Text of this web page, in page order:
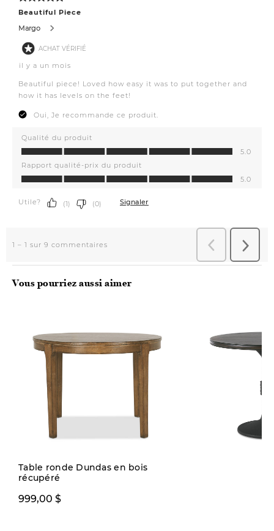
Vous pourriez aussi aimer
Table ronde Dundas en bois
récupéré
999,00 $